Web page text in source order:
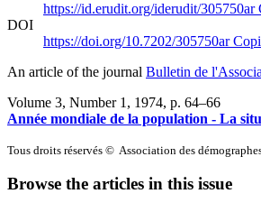
https://id.erudit.org/iderudit/305750ar
DOI
https://doi.org/10.7202/305750ar
An article of the journal Bulletin de
Volume 3, Number 1, 1974, p. 64–66
Année mondiale de la population - La
Tous droits réservés © Association des
Browse the articles in this issue